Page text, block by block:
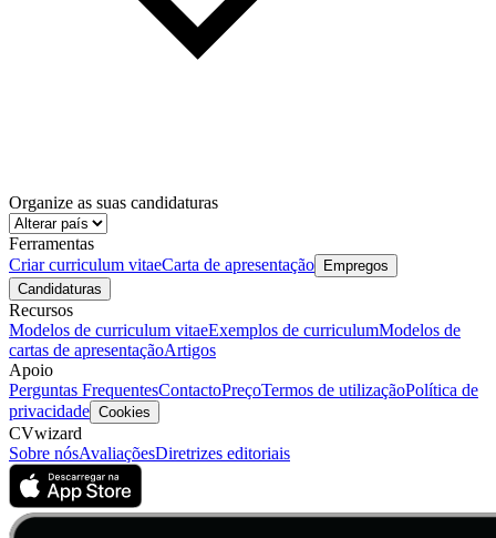
Organize as suas candidaturas
Ferramentas
Criar curriculum vitaeCarta de apresentação Empregos
Candidaturas
Recursos
Modelos de curriculum vitaeExemplos de curriculumModelos de
cartas de apresentaçãoArtigos
Apoio
Perguntas FrequentesContactoPreçoTermos de utilizaçãoPolítica de
privacidade Cookies
CVwizard
Sobre nósAvaliaçõesDiretrizes editoriais